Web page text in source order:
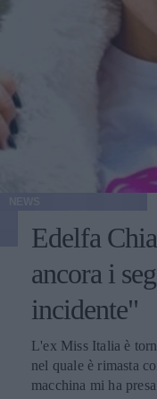
Edelfa
ancora i
incidente"
L'ex Miss Italia è
nel quale è rimasta
macchina mi ha